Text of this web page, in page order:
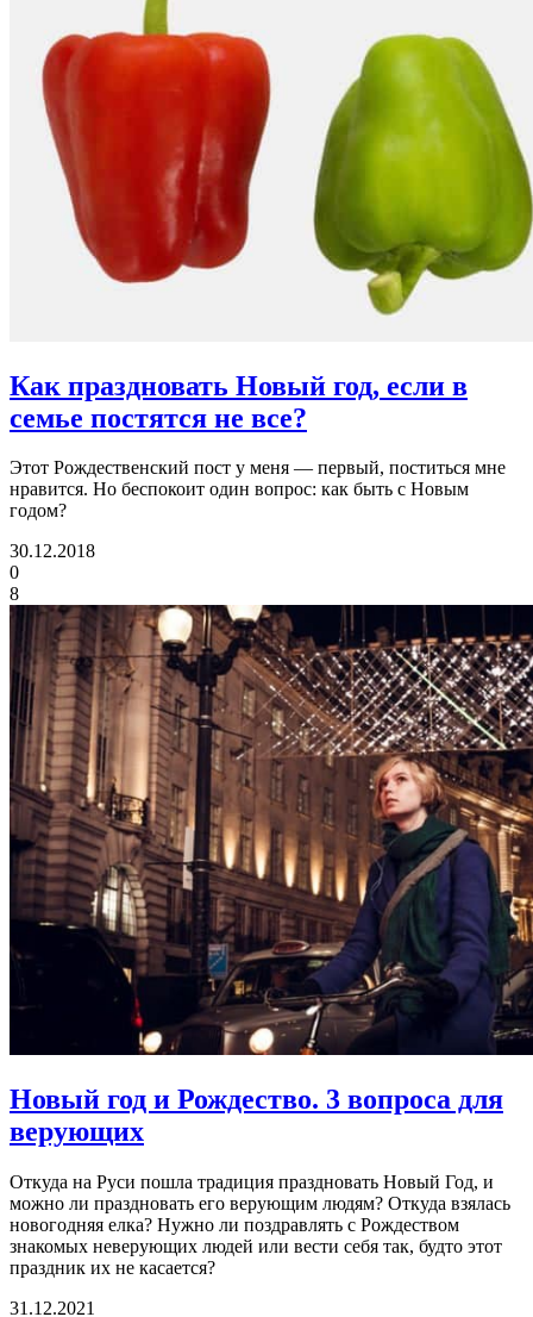
Как праздновать Новый год, если в
семье постятся не все?
Этот Рождественский пост у меня — первый, поститься мне
нравится. Но беспокоит один вопрос: как быть с Новым
годом?
30.12.2018
0
8
Новый год и Рождество. 3 вопроса для
верующих
Откуда на Руси пошла традиция праздновать Новый Год, и
можно ли праздновать его верующим людям? Откуда взялась
новогодняя елка? Нужно ли поздравлять с Рождеством
знакомых неверующих людей или вести себя так, будто этот
праздник их не касается?
31.12.2021